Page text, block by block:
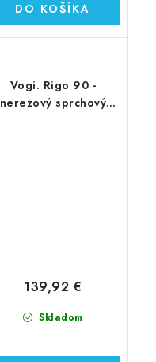
DO KOŠÍKA
Vogi. Rigo 90 -
nerezový sprchový
Skladom
139,92 €